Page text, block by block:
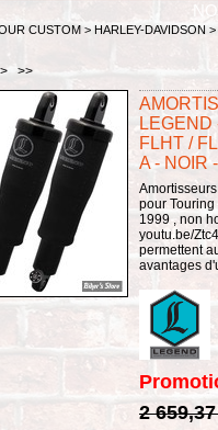
CUSTOM > HARLEY-DAVIDSON >
> >>
LEGEND
FLHT /
A - NOIR
pour Touring
1999 , non
youtu.be/
permettent
avantages
2